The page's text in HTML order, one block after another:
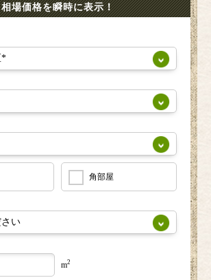
相場価格を瞬時に表示！
角部屋
m2